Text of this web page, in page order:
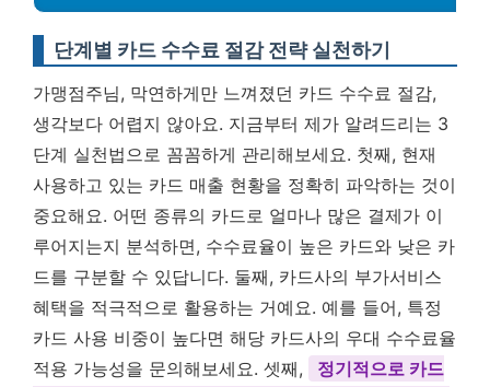
단계별 카드 수수료 절감 전략 실천하기
가맹점주님, 막연하게만 느껴졌던 카드 수수료 절감,
생각보다 어렵지 않아요. 지금부터 제가 알려드리는 3
단계 실천법으로 꼼꼼하게 관리해보세요. 첫째, 현재
사용하고 있는 카드 매출 현황을 정확히 파악하는 것이
중요해요. 어떤 종류의 카드로 얼마나 많은 결제가 이
루어지는지 분석하면, 수수료율이 높은 카드와 낮은 카
드를 구분할 수 있답니다. 둘째, 카드사의 부가서비스
혜택을 적극적으로 활용하는 거예요. 예를 들어, 특정
카드 사용 비중이 높다면 해당 카드사의 우대 수수료율
적용 가능성을 문의해보세요. 셋째,
정기적으로 카드